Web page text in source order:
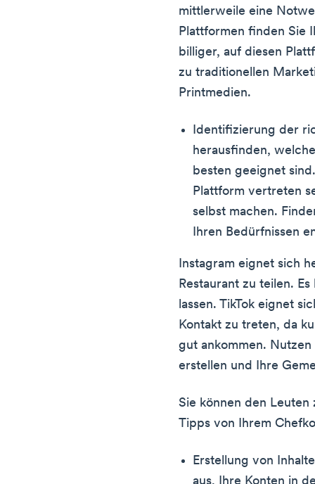
mittlerweile eine
Plattformen finden Sie
billiger, auf diesen
zu traditionellen
Printmedien.
Identifizierung der
herausfinden,
besten geeignet
Plattform vertreten
selbst machen.
Ihren Bedürfnissen
Instagram eignet sich
Restaurant zu teilen.
lassen. TikTok eignet
Kontakt zu treten, da
gut ankommen.
erstellen und Ihre
Sie können den
Tipps von Ihrem
Erstellung von
aus, Ihre Konten in